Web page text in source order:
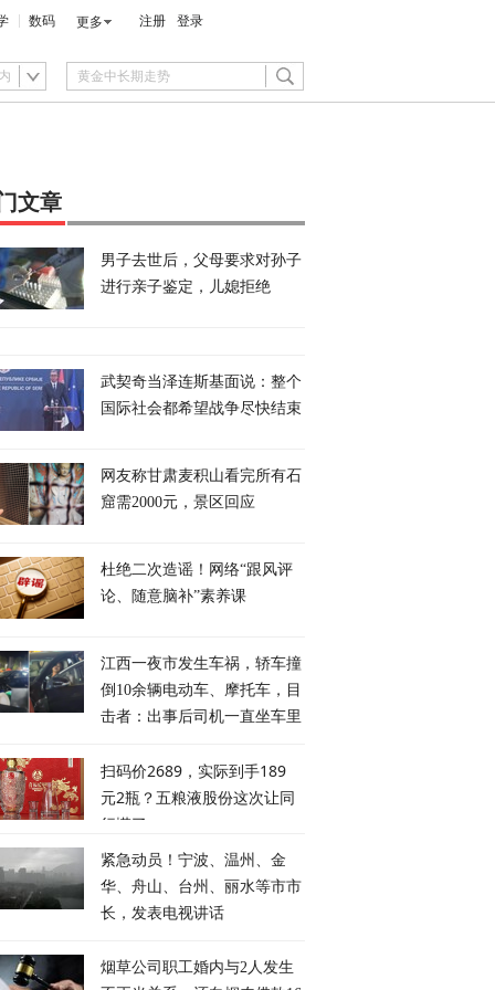
数码 更多 注册 登录
文章
男子去世后，父母要求对孙子
进行亲子鉴定，儿媳拒绝
武契奇当泽连斯基面说：整个
国际社会都希望战争尽快结束
网友称甘肃麦积山看完所有石
窟需2000元，景区回应
杜绝二次造谣！网络“跟风评
论、随意脑补”素养课
江西一夜市发生车祸，轿车撞
倒10余辆电动车、摩托车，目
击者：出事后司机一直坐车里
扫码价2689，实际到手189
元2瓶？五粮液股份这次让同
行慌了
紧急动员！宁波、温州、金
华、舟山、台州、丽水等市市
长，发表电视讲话
烟草公司职工婚内与2人发生